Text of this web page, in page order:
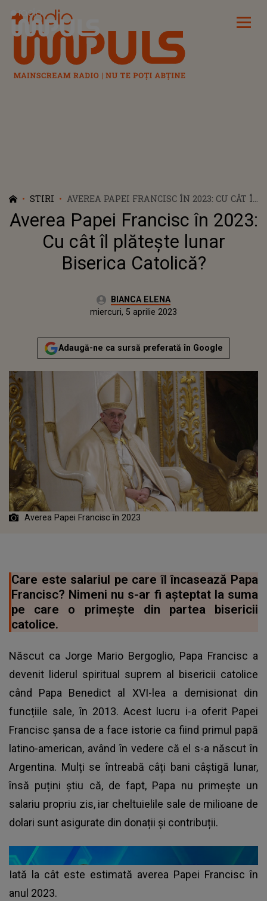
Radio Impuls
STIRI
AVEREA PAPEI FRANCISC ÎN 2023: CU CÂT ÎL
PLĂTEȘTE LUNAR BISERICA CATOLICĂ?
Averea Papei Francisc în 2023:
Cu cât îl plătește lunar
Biserica Catolică?
Autor:BIANCA ELENA
Publicat:
miercuri, 5 aprilie 2023
Adaugă-ne ca sursă preferată în Google
Averea Papei Francisc în 2023
Care este salariul pe care îl încasează Papa
Francisc? Nimeni nu s-ar fi așteptat la suma
pe care o primește din partea bisericii
catolice.
Născut ca Jorge Mario Bergoglio, Papa Francisc a
devenit liderul spiritual suprem al bisericii catolice
când Papa Benedict al XVI-lea a demisionat din
funcțiile sale, în 2013. Acest lucru i-a oferit Papei
Francisc șansa de a face istorie ca fiind primul papă
latino-american, având în vedere că el s-a născut în
Argentina. Mulți se întreabă câți bani câștigă lunar,
însă puțini știu că, de fapt, Papa nu primește un
salariu propriu zis, iar cheltuielile sale de milioane de
dolari sunt asigurate din donații și contribuții.
Iată la cât este estimată averea Papei Francisc în
anul 2023.